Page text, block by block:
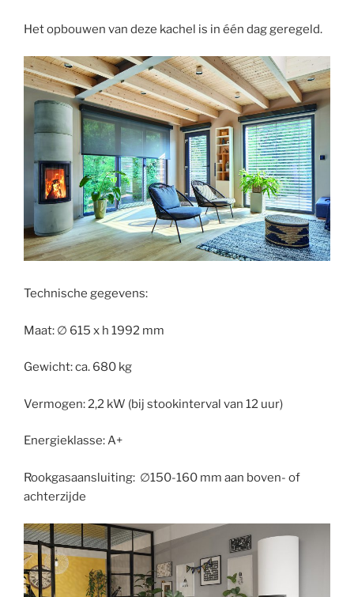
Het opbouwen van deze kachel is in één dag geregeld.
Technische gegevens:
Maat: ∅ 615 x h 1992 mm
Gewicht: ca. 680 kg
Vermogen: 2,2 kW (bij stookinterval van 12 uur)
Energieklasse: A+
Rookgasaansluiting: ∅150-160 mm aan boven- of
achterzijde